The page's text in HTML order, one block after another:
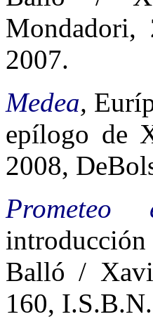
Mondadori,
2007.
Medea,
epílogo de
2008,
Prometeo
Balló /
160,